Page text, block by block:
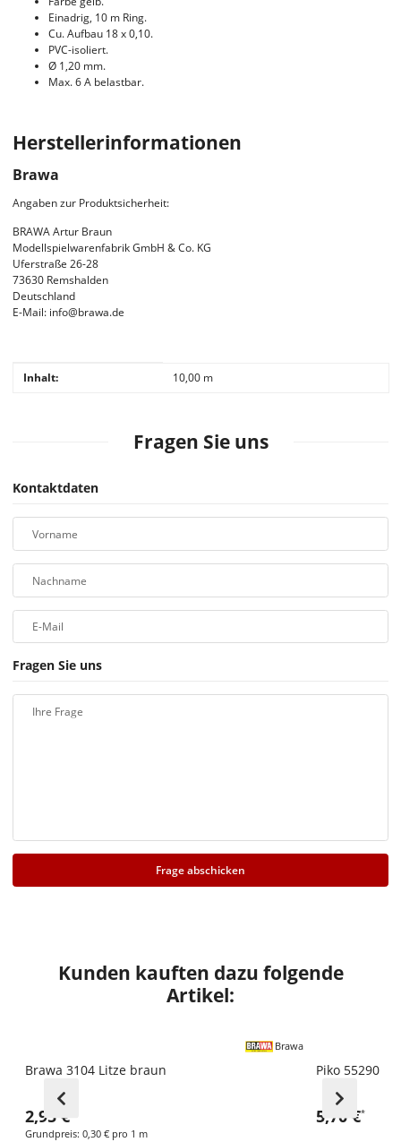
Einadrig, 10 m Ring.
Cu. Aufbau 18 x 0,10.
PVC-isoliert.
Ø 1,20 mm.
Max. 6 A belastbar.
Herstellerinformationen
Brawa
Angaben zur Produktsicherheit:
BRAWA Artur Braun
Modellspielwarenfabrik GmbH & Co. KG
Uferstraße 26-28
73630 Remshalden
Deutschland
E-Mail: info@brawa.de
Produkteigenschaft
Wert
Inhalt: 10,00 m
Fragen Sie uns
Kontaktdaten
Vorname
Nachname
E-Mail
Fragen Sie uns
Ihre Frage
Frage abschicken
Kunden kauften dazu folgende
Artikel:
Brawa 3104 Litze braun
2,95 €
Grundpreis: 0,30 € pro 1 m
Brawa
Piko 55290
5,70 €*